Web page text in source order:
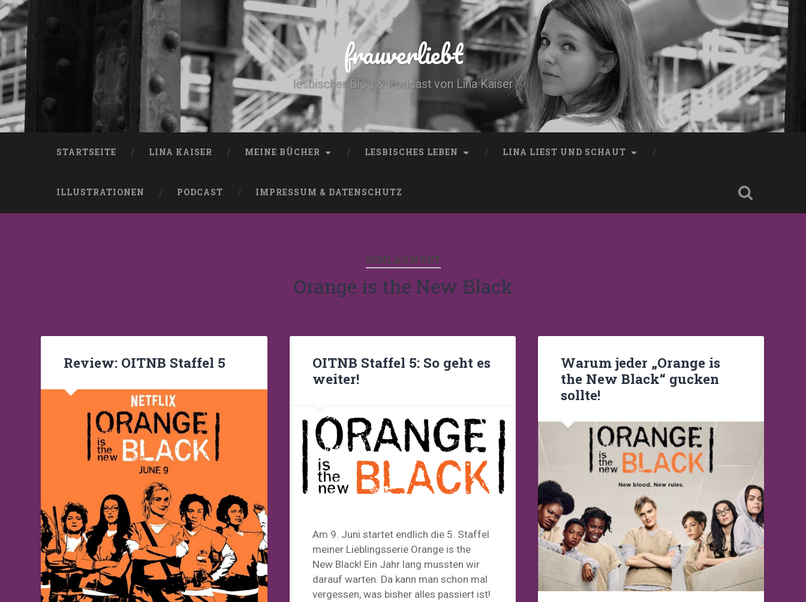
frauverliebt
lesbischer Blog & Podcast von Lina Kaiser
STARTSEITE LINA KAISER MEINE BÜCHER LESBISCHES LEBEN LINA LIEST UND SCHAUT
ILLUSTRATIONEN PODCAST IMPRESSUM & DATENSCHUTZ
SCHLAGWORT
Orange is the New Black
Review: OITNB Staffel 5
OITNB Staffel 5: So geht es
weiter!
Am 9. Juni startet endlich die 5. Staffel
meiner Lieblingsserie Orange is the
New Black! Ein Jahr lang mussten wir
darauf warten. Da kann man schon mal
vergessen, was bisher alles passiert ist!
Warum jeder „Orange is
the New Black“ gucken
sollte!